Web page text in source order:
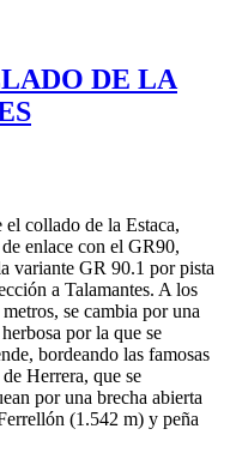
DE LA
el collado de la Estaca,
enlace con el GR90,
variante GR 90.1 por pista
a Talamantes. A los
se cambia por una
por la que se
bordeando las famosas
de Herrera, que se
por una brecha abierta
(1.542 m) y peña